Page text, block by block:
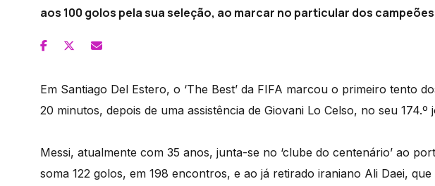
aos 100 golos pela sua seleção, ao marcar no particular dos
Em Santiago Del Estero, o ‘The Best’ da FIFA marcou o primeiro tento
20 minutos, depois de uma assistência de Giovani Lo Celso, no seu 174.º
Messi, atualmente com 35 anos, junta-se no ‘clube do centenário’ ao
soma 122 golos, em 198 encontros, e ao já retirado iraniano Ali Daei,